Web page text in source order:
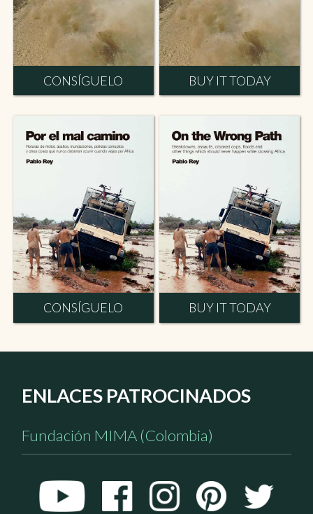
CONSÍGUELO BUY IT TODAY
CONSÍGUELO BUY IT TODAY
ENLACES PATROCINADOS
Fundación MIMA (Colombia)